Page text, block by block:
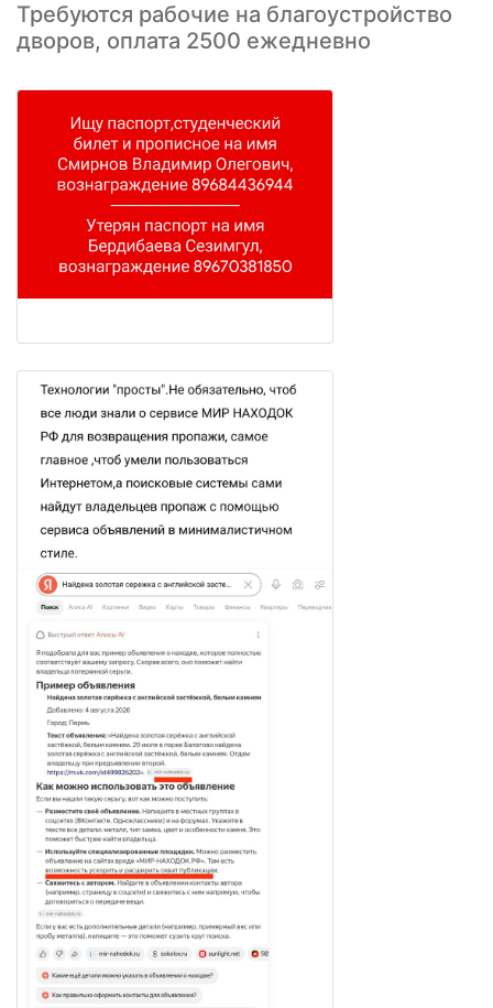
Требуются рабочие на благоустройство
дворов, оплата 2500 ежедневно